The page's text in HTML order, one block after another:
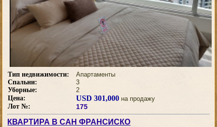
Тип недвижимости:
Апартаменты
Спальни:
3
Уборные:
2
Цена:
USD 301,000 на продажу
Лот №:
175
КВАРТИРА В САН ФРАНСИСКО